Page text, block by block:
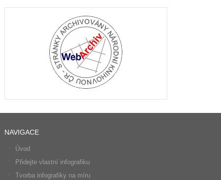
NAVIGACE
Úvod
Přidejte vlastní infografiku
Tvorba infografiky na míru